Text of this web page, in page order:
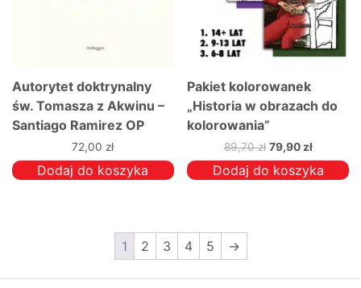
Autorytet doktrynalny
św. Tomasza z Akwinu –
Santiago Ramirez OP
72,00 zł
Dodaj do koszyka
Pakiet kolorowanek
„Historia w obrazach do
kolorowania”
89,70zł Pierwotna
cena
wynosiła:
79,90 złAktualna
cena
wynosi:
Dodaj do koszyka
1 2 3 4 5 →